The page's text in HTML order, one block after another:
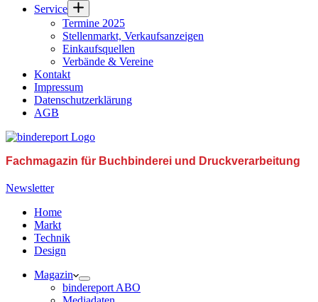
Service
Termine 2025
Stellenmarkt, Verkaufsanzeigen
Einkaufsquellen
Verbände & Vereine
Kontakt
Impressum
Datenschutzerklärung
AGB
Fachmagazin für Buchbinderei und Druckverarbeitung
Newsletter
Home
Markt
Technik
Design
Magazin
bindereport ABO